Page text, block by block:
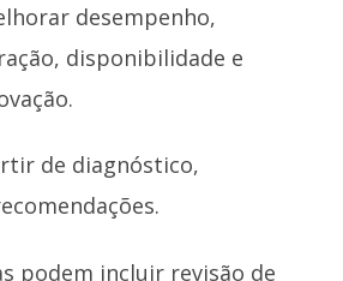
desempenho,
disponibilidade e
de diagnóstico,
podem incluir revisão de